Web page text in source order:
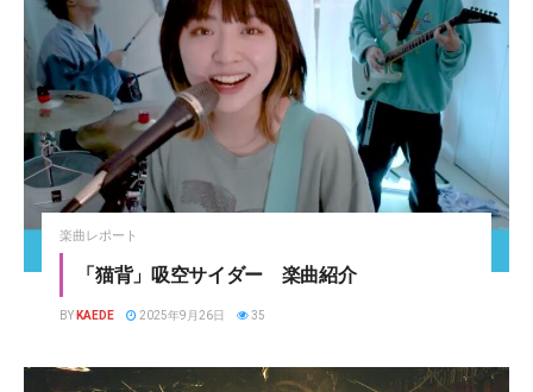
楽曲レポート
「猫背」吸空サイダー 楽曲紹介
BY KAEDE 2025年9月26日 35